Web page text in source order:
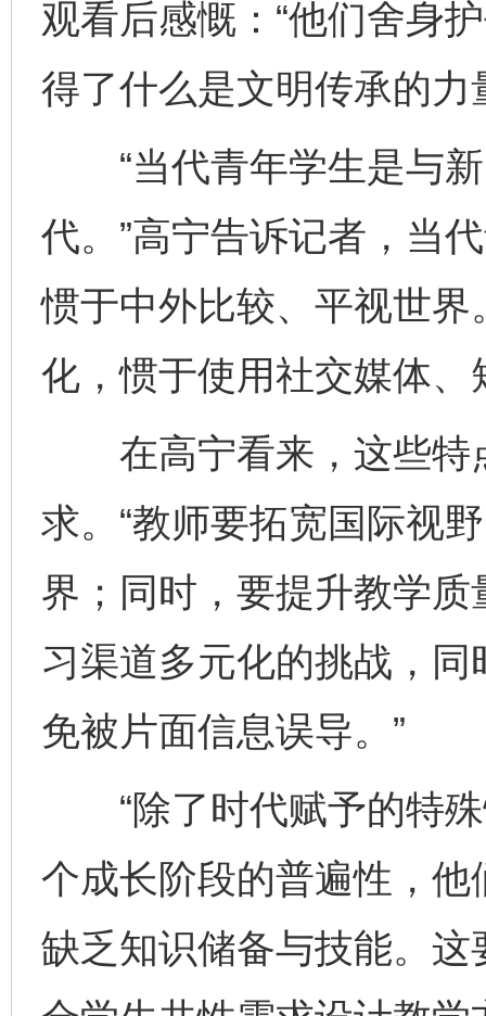
观看后感慨：“他们舍身
得了什么是文明传承的力
“当代青年学生是与新
代。”高宁告诉记者，当
惯于中外比较、平视世
化，惯于使用社交媒体
在高宁看来，这些特
求。“教师要拓宽国际视
界；同时，要提升教学
习渠道多元化的挑战，
免被片面信息误导。”
“除了时代赋予的特殊
个成长阶段的普遍性，
缺乏知识储备与技能。